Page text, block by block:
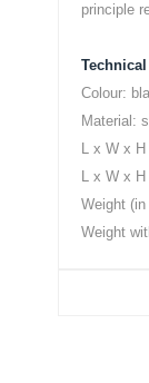
principle
Colour:
Material:
L x W x
L x W x
Weight
Weight